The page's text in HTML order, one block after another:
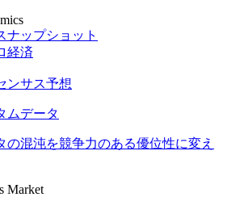
ナップショット
経済
ンサス予想
ムデータ
の混沌を競争力のある優位性に変え
Market